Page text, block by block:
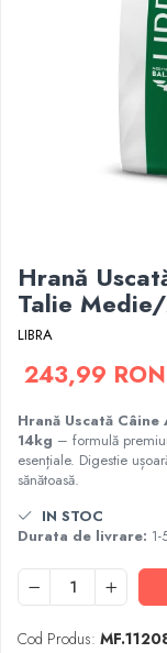
Covorașe Igienice Câini
Vitamine Câini
Perii & Piepteni
Accesorii Câini
Culcușuri & Saltele Câini
Castroane și Adapatori
Cuști și Genți
Zgărzi, Lese & Hamuri
Jucării Câini
Haine Câini
Așternut Igienic Pisici
Perii & Piepteni Pisici
Accesorii Pisici
Culcușuri & Saltele Pisici
Ansambluri Pisici
Castroane & Adapatori
Cuști & Genți Pisici
Litiere Pisici
Jucării Pisici
Zgărzi & Hamuri
Hrană
Talie
LIBRA
243,99 RON
Hrană Uscată
14kg – formulă
esențiale. Digestie
sănătoasă.
IN STOC
Durata de livrare:
Cod Produs: